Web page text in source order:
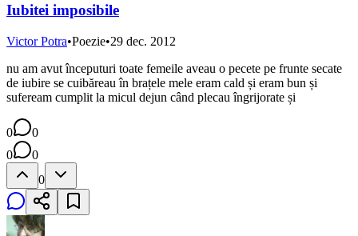
Iubitei imposibile
Victor Potra•Poezie•29 dec. 2012
nu am avut începuturi toate femeile aveau o pecete pe frunte secate
de iubire se cuibăreau în brațele mele eram cald și eram bun și
sufeream cumplit la micul dejun când plecau îngrijorate și
0
0
0
0
0